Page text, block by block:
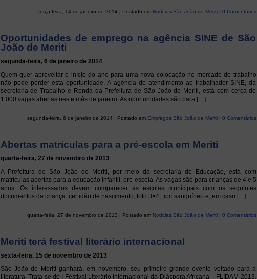
terça-feira, 14 de janeiro de 2014 | Postado em Notícias São João de Meriti| 0 Comentários
Oportunidades de emprego na agência SINE de São
João de Meriti
segunda-feira, 6 de janeiro de 2014
Quem quer aproveitar o início do ano para uma nova colocação no mercado de trabalho
não pode perder esta oportunidade. A agência de atendimento ao trabalhador SINE, da
secretaria de Trabalho e Renda da Prefeitura de São João de Meriti, está com cerca de
1.000 vagas abertas neste mês de janeiro. As oportunidades são para […]
segunda-feira, 6 de janeiro de 2014 | Postado em Empregos São João de Meriti| 0 Comentários
Abertas matrículas para a pré-escola em Meriti
quarta-feira, 27 de novembro de 2013
A Prefeitura de São João de Meriti, por meio da secretaria de Educação, está com
matrículas abertas para a educação infantil, pré-escola. As vagas são para crianças de 4 e 5
anos. Os interessados devem comparecer às escolas municipais com os seguintes
documentos da criança: certidão de nascimento, foto 3×4, tipo sanguíneo e, em caso […]
quarta-feira, 27 de novembro de 2013 | Postado em Notícias São João de Meriti| 0 Comentários
Meriti terá festival literário internacional
sexta-feira, 15 de novembro de 2013
São João de Meriti ganhará, em novembro, seu primeiro grande evento voltado para a
literatura. Trata-se do I Festival Literário Internacional da Diáspora Africana – FLIDAM 2013,